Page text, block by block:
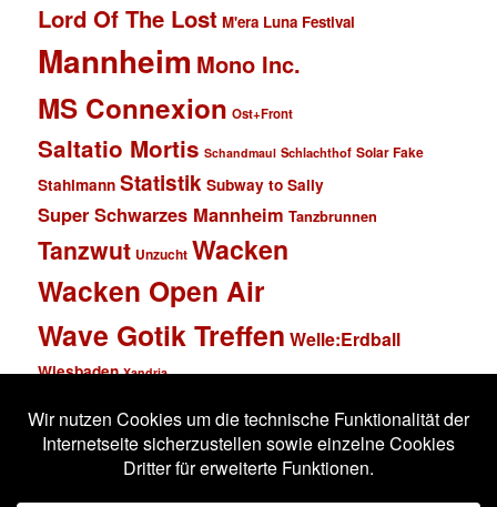
Lord Of The Lost M'era Luna Festival
Mannheim Mono Inc.
MS Connexion Ost+Front
Saltatio Mortis Schandmaul Schlachthof Solar Fake
Stahlmann Statistik Subway to Sally
Super Schwarzes Mannheim Tanzbrunnen
Tanzwut Unzucht Wacken
Wacken Open Air
Wave Gotik Treffen Welle:Erdball
Wiesbaden Xandria
Impressum